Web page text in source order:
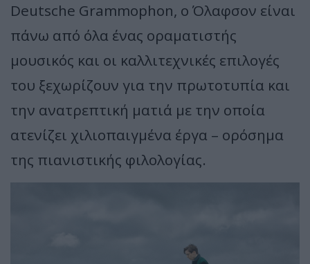
Deutsche Grammophon, ο Όλαφσον είναι
πάνω από όλα ένας οραματιστής
μουσικός και οι καλλιτεχνικές επιλογές
του ξεχωρίζουν για την πρωτοτυπία και
την ανατρεπτική ματιά με την οποία
ατενίζει χιλιοπαιγμένα έργα – ορόσημα
της πιανιστικής φιλολογίας.